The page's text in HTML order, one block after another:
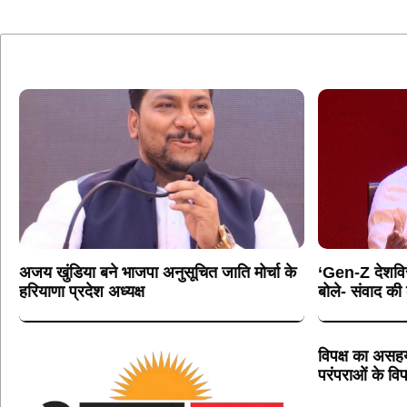
अजय खुंडिया बने भाजपा अनुसूचित जाति मोर्चा के
हरियाणा प्रदेश अध्यक्ष
‘Gen-Z
बोले- संवाद
विपक्ष का
परंपराओं के